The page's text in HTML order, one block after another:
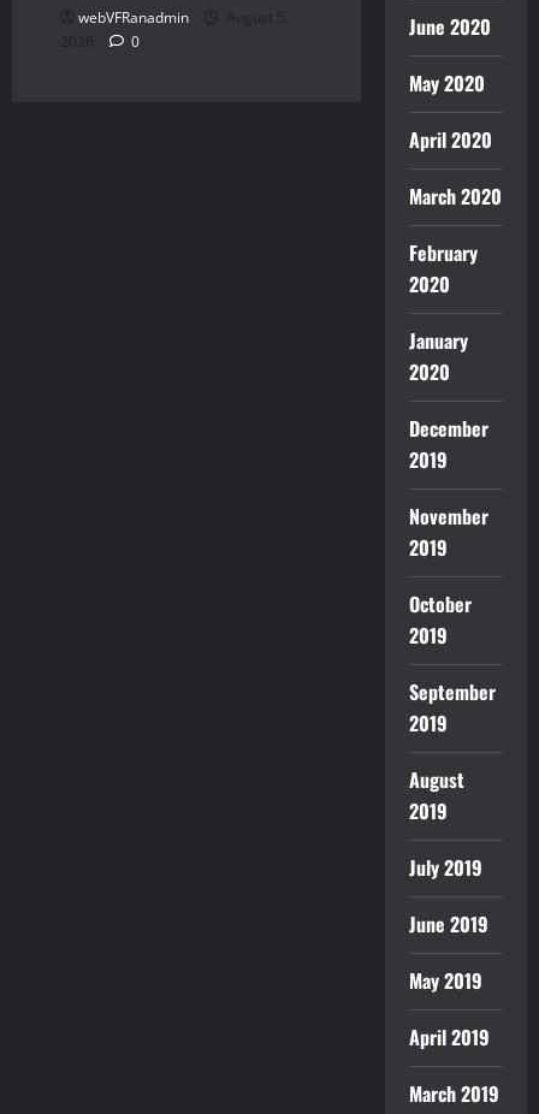
webVFRanadmin
August 5,
2026
0
June 2020
May 2020
April 2020
March 2020
February
2020
January
2020
December
2019
November
2019
October
2019
September
2019
August
2019
July 2019
June 2019
May 2019
April 2019
March 2019